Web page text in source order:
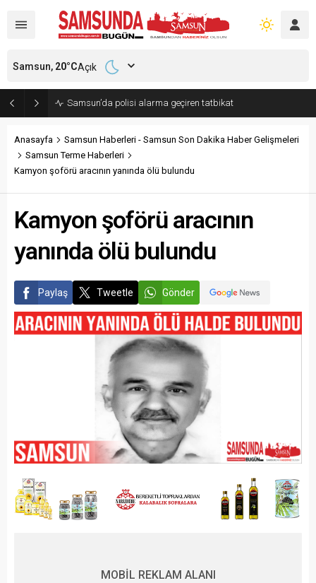
Samsun’da polisi alarma geçiren tatbikat
Samsun, 20°CAçık
Anasayfa
Samsun Haberleri - Samsun Son Dakika Haber Gelişmeleri
Samsun Terme Haberleri
Kamyon şoförü aracının yanında ölü bulundu
Kamyon şoförü aracının
yanında ölü bulundu
Paylaş Tweetle Gönder
MOBİL REKLAM ALANI